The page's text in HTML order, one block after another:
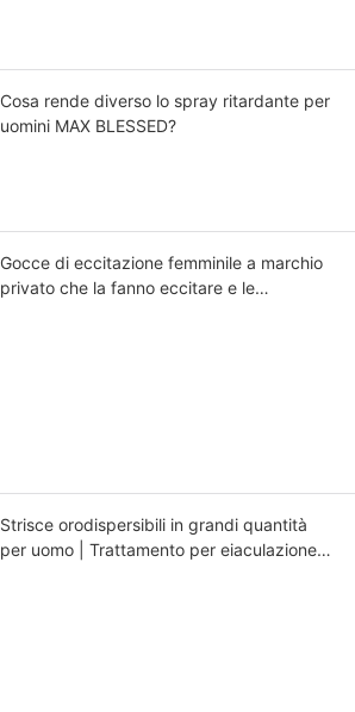
Cosa rende diverso lo spray ritardante per
uomini MAX BLESSED?
Gocce di eccitazione femminile a marchio
privato che la fanno eccitare e le
Strisce orodispersibili in grandi quantità
per uomo | Trattamento per eiaculazione